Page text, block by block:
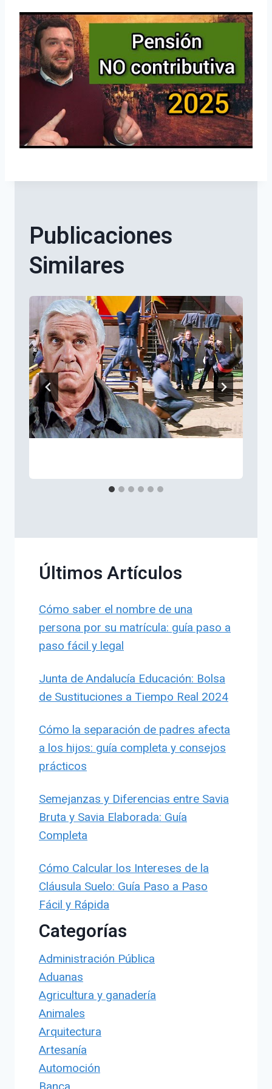
Publicaciones
Similares
Últimos Artículos
Cómo saber el nombre de una
persona por su matrícula: guía paso a
paso fácil y legal
Junta de Andalucía Educación: Bolsa
de Sustituciones a Tiempo Real 2024
Cómo la separación de padres afecta
a los hijos: guía completa y consejos
prácticos
Semejanzas y Diferencias entre Savia
Bruta y Savia Elaborada: Guía
Completa
Cómo Calcular los Intereses de la
Cláusula Suelo: Guía Paso a Paso
Fácil y Rápida
Categorías
Administración Pública
Aduanas
Agricultura y ganadería
Animales
Arquitectura
Artesanía
Automoción
Banca